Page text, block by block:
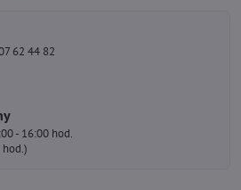
62 44 82
- 16:00 hod.